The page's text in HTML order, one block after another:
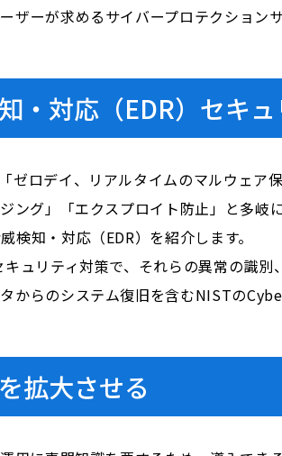
ザーが求めるサイバープロテクション
・対応（EDR）セキ
ゼロデイ、リアルタイムのマルウェア
グ」「エクスプロイト防止」と多岐に
知・対応（EDR）を紹介します。
ュリティ対策で、それらの異常の識別
からのシステム復旧を含むNISTの
拡大させる